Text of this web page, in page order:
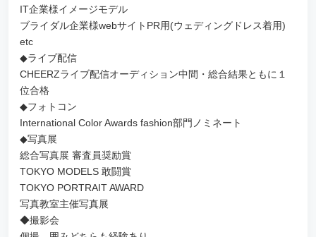
IT企業様イメージモデル
ブライダル企業様webサイトPR用(ウェディングドレス着用)
etc
◆ライブ配信
CHEERZライブ配信オーディション中間・総合結果ともに１
位合格
◆フォトコン
International Color Awards fashion部門ノミネート
◆写真展
総合写真展 審査員奨励賞
TOKYO MODELS 敢闘賞
TOKYO PORTRAIT AWARD
写真教室主催写真展
◆撮影会